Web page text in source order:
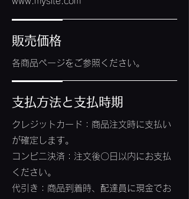
販売価格
各商品ページをご参照ください。
支払方法と支払時期
クレジットカード：商品注文時に支払い
が確定します。
コンビニ決済：注文後〇日以内にお支払
ください。
代引き：商品到着時、配達員に現金でお